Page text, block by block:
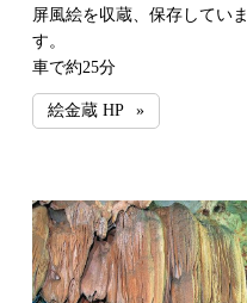
屏風絵を収蔵、保存していま
す。
車で約25分
絵金蔵 HP